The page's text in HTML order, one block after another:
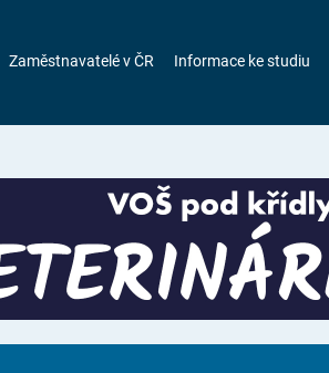
Zaměstnavatelé v ČR Informace ke studiu